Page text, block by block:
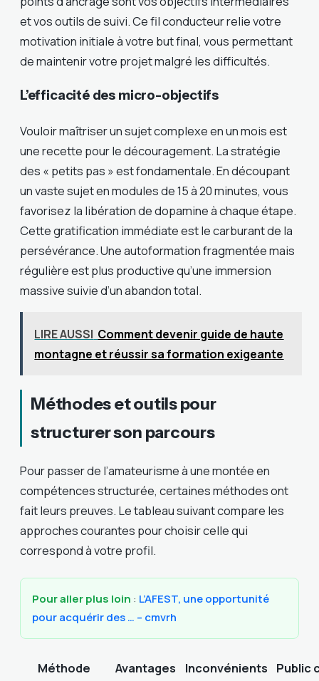
et vos outils de suivi. Ce fil conducteur relie votre
motivation initiale à votre but final, vous permettant
de maintenir votre projet malgré les difficultés.
L’efficacité des micro-objectifs
Vouloir maîtriser un sujet complexe en un mois est
une recette pour le découragement. La stratégie
des « petits pas » est fondamentale. En découpant
un vaste sujet en modules de 15 à 20 minutes, vous
favorisez la libération de dopamine à chaque étape.
Cette gratification immédiate est le carburant de la
persévérance. Une autoformation fragmentée mais
régulière est plus productive qu’une immersion
massive suivie d’un abandon total.
LIRE AUSSI Comment devenir guide de haute
montagne et réussir sa formation exigeante
Méthodes et outils pour
structurer son parcours
Pour passer de l’amateurisme à une montée en
compétences structurée, certaines méthodes ont
fait leurs preuves. Le tableau suivant compare les
approches courantes pour choisir celle qui
correspond à votre profil.
Pour aller plus loin : L’AFEST, une opportunité
pour acquérir des … – cmvrh
Méthode Avantages Inconvénients Public